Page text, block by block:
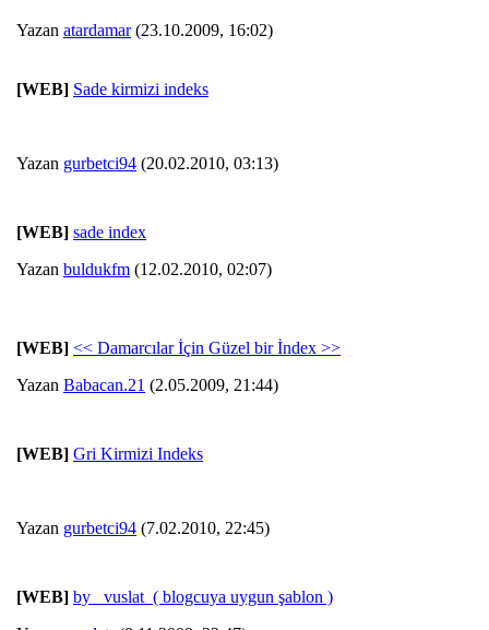
Yazan atardamar(23.10.2009, 16:02)
[WEB] Sade kirmizi indeks
Yazan gurbetci94 (20.02.2010, 03:13)
[WEB] sade index
Yazan buldukfm (12.02.2010, 02:07)
[WEB] << Damarcılar İçin Güzel bir İndex >>
Yazan Babacan.21 (2.05.2009, 21:44)
[WEB] Gri Kirmizi Indeks
Yazan gurbetci94 (7.02.2010, 22:45)
[WEB] by _vuslat_( blogcuya uygun şablon )